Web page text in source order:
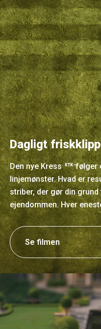
Dagligt
Den nye Kress RTK n
følger
linjemønster. Hvad er
striber, der gør din
ejendommen. Hver
Se filmen